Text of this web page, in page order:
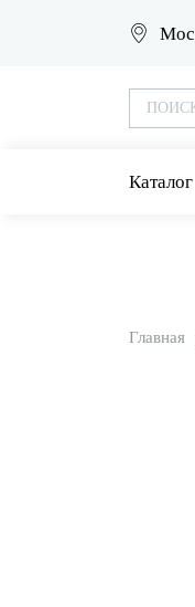
Каталог
Главная